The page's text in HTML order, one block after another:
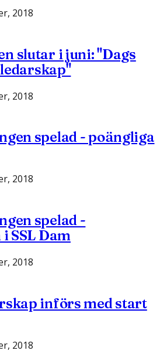
2018
slutar i juni: "Dags
2018
spelad - poängliga
2018
spelad -
SSL Dam
2018
införs med start
2018